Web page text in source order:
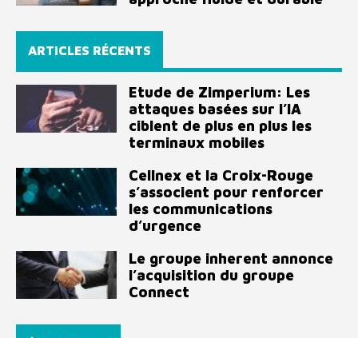
ARTICLES RÉCENTS
Etude de Zimperium: Les
attaques basées sur l’IA
ciblent de plus en plus les
terminaux mobiles
Cellnex et la Croix-Rouge
s’associent pour renforcer
les communications
d’urgence
Le groupe inherent annonce
l’acquisition du groupe
Connect